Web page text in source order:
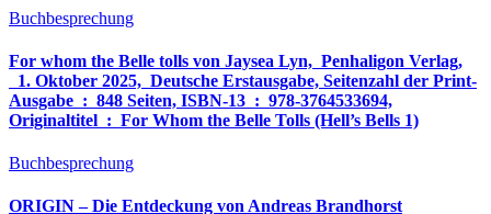
Buchbesprechung
For whom the Belle tolls von Jaysea Lyn, ‎ Penhaligon Verlag,
‎ 1. Oktober 2025, ‎ Deutsche Erstausgabe, Seitenzahl der Print-
Ausgabe ‏ : ‎ 848 Seiten, ISBN-13 ‏ : ‎ 978-3764533694,
Originaltitel ‏ : ‎ For Whom the Belle Tolls (Hell’s Bells 1)
Buchbesprechung
ORIGIN – Die Entdeckung von Andreas Brandhorst